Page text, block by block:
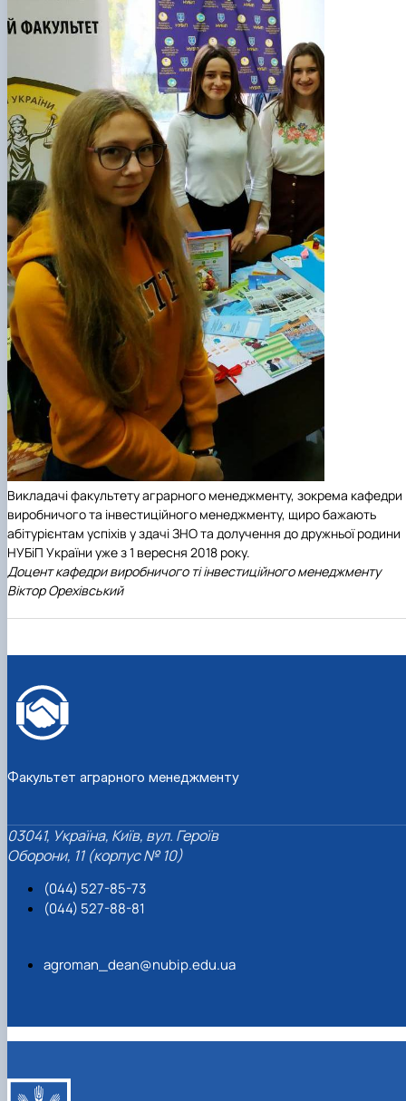
Викладачі факультету аграрного менеджменту, зокрема кафедри
виробничого та інвестиційного менеджменту, щиро бажають
абітурієнтам успіхів у здачі ЗНО та долучення до дружньої родини
НУБіП України уже з 1 вересня 2018 року.
Доцент кафедри виробничого ті інвестиційного менеджменту
Віктор Орехівський
Факультет аграрного менеджменту
03041, Україна, Київ, вул. Героїв
Оборони, 11 (корпус № 10)
(044) 527-85-73
(044) 527-88-81
agroman_dean@nubip.edu.ua